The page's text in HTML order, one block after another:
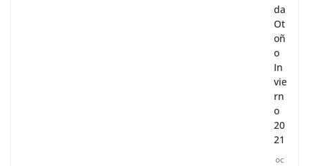
da
Ot
oñ
o
In
vie
rn
o
20
21
oc